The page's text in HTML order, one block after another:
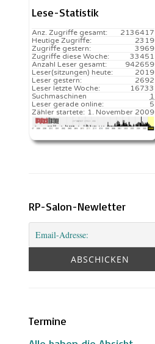
Lese-Statistik
2136417
Anz. Zugriffe gesamt:
2319
Heutige Zugriffe:
3969
Zugriffe gestern:
33451
Zugriffe diese Woche:
942659
Anzahl Leser gesamt:
2019️
Leser(sitzungen) heute:
2692
Leser gestern:
16733️
Leser letzte Woche:
1
Suchmaschinen
5
Leser gerade online:
1. November 2009
Zähler startete:
RP-Salon-Newletter
Termine